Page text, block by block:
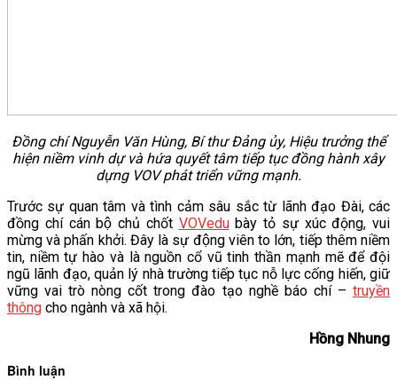
Đồng chí Nguyễn Văn Hùng, Bí thư Đảng ủy, Hiệu trưởng thể
hiện niềm vinh dự và hứa quyết tâm tiếp tục đồng hành xây
dựng VOV phát triển vững mạnh.
Trước sự quan tâm và tình cảm sâu sắc từ lãnh đạo Đài, các
đồng chí cán bộ chủ chốt VOVedubày tỏ sự xúc động, vui
mừng và phấn khởi. Đây là sự động viên to lớn, tiếp thêm niềm
tin, niềm tự hào và là nguồn cổ vũ tinh thần mạnh mẽ để đội
ngũ lãnh đạo, quản lý nhà trường tiếp tục nỗ lực cống hiến, giữ
vững vai trò nòng cốt trong đào tạo nghề báo chí – truyền
thông cho ngành và xã hội.
Hồng Nhung
Bình luận